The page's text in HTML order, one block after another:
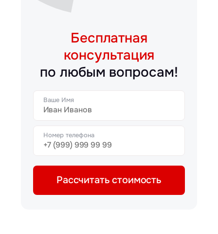
Бесплатная
консультация
по любым вопросам!
Ваше Имя
Номер телефона
Рассчитать стоимость